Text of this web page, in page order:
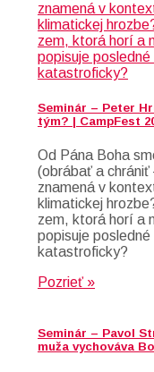
Seminár – Peter
tým? | CampFest
Od Pána Boha
(obrábať a
znamená v
klimatickej
zem, ktorá horí a
popisuje
katastroficky?
Pozrieť »
Seminár – Pavol
muža vychováva